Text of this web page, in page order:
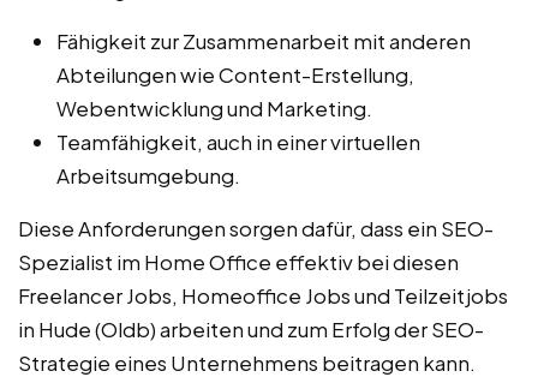
Fähigkeit zur Zusammenarbeit mit anderen
Abteilungen wie Content-Erstellung,
Webentwicklung und Marketing.
Teamfähigkeit, auch in einer virtuellen
Arbeitsumgebung.
Diese Anforderungen sorgen dafür, dass ein SEO-
Spezialist im Home Office effektiv bei diesen
Freelancer Jobs, Homeoffice Jobs und Teilzeitjobs
in Hude (Oldb) arbeiten und zum Erfolg der SEO-
Strategie eines Unternehmens beitragen kann.